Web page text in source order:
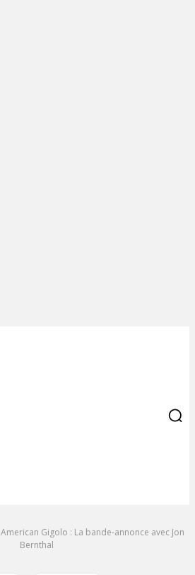
American Gigolo : La bande-annonce avec Jon
Bernthal